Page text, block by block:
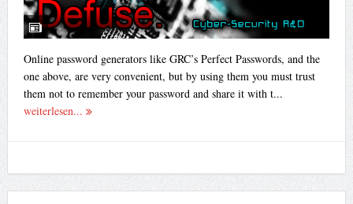
Online password generators like GRC’s Perfect Passwords, and the
one above, are very convenient, but by using them you must trust
them not to remember your password and share it with t...
weiterlesen...